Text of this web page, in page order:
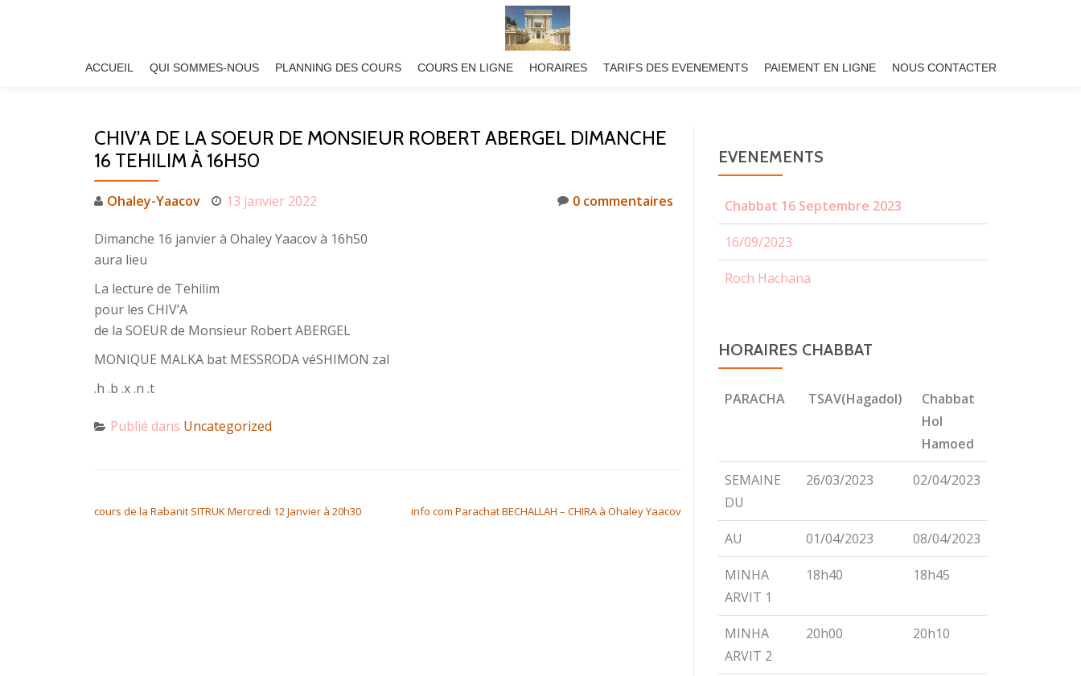
ACCUEIL QUI SOMMES-NOUS PLANNING DES COURS COURS EN LIGNE HORAIRES TARIFS DES EVENEMENTS PAIEMENT EN LIGNE NOUS CONTACTER
CHIV’A DE LA SOEUR DE MONSIEUR ROBERT ABERGEL DIMANCHE
16 TEHILIM À 16H50
Ohaley-Yaacov 13 janvier 2022 0 commentaires
Dimanche 16 janvier à Ohaley Yaacov à 16h50
aura lieu
La lecture de Tehilim
pour les CHIV’A
de la SOEUR de Monsieur Robert ABERGEL
MONIQUE MALKA bat MESSRODA véSHIMON zal
.h .b .x .n .t
Publié dans Uncategorized
cours de la Rabanit SITRUK Mercredi 12 Janvier à 20h30 info com Parachat BECHALLAH – CHIRA à Ohaley Yaacov
EVENEMENTS
Chabbat 16 Septembre 2023
16/09/2023
Roch Hachana
HORAIRES CHABBAT
PARACHA TSAV(Hagadol)
Chabbat
Hol
Hamoed
PARACHA TSAV(Hagadol)
Chabbat
Hamoed
SEMAINE
DU
26/03/2023 02/04/2023
AU 01/04/2023 08/04/2023
MINHA
ARVIT 1
18h40 18h45
MINHA
ARVIT 2
20h00 20h10